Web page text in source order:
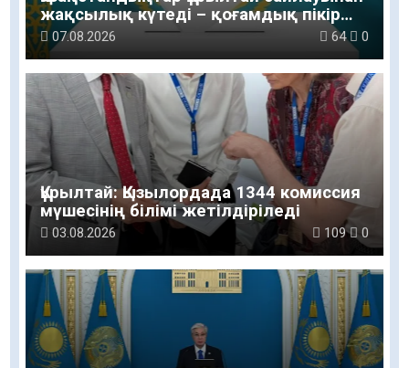
жақсылық күтеді – қоғамдық пікір
зерттеуі
07.08.2026 64 0
Құрылтай: Қызылордада 1344 комиссия
мүшесінің білімі жетілдіріледі
03.08.2026 109 0